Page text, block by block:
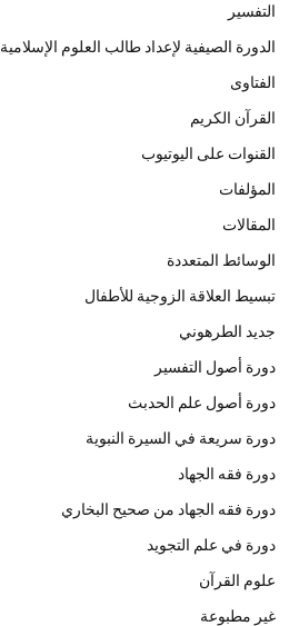
التفسير
الدورة الصيفية لإعداد طالب العلوم الإسلامية
الفتاوى
القرآن الكريم
القنوات على اليوتيوب
المؤلفات
المقالات
الوسائط المتعددة
تبسيط العلاقة الزوجية للأطفال
جديد الطرهوني
دورة أصول التفسير
دورة أصول علم الحدبث
دورة سريعة في السيرة النبوية
دورة فقه الجهاد
دورة فقه الجهاد من صحيح البخاري
دورة في علم التجويد
علوم القرآن
غير مطبوعة